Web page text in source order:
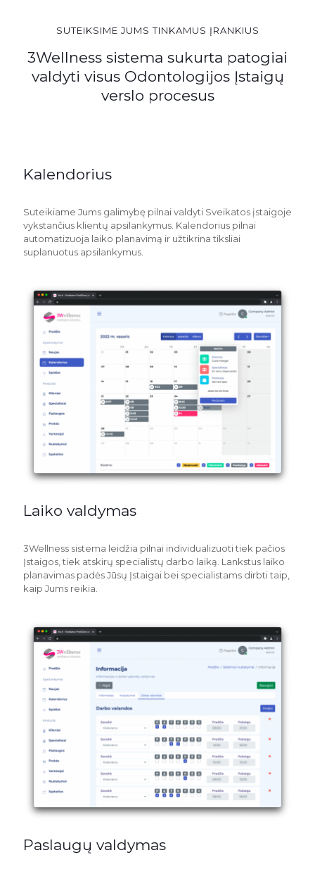
SUTEIKSIME JUMS TINKAMUS ĮRANKIUS
3Wellness sistema sukurta patogiai
valdyti visus Odontologijos Įstaigų
verslo procesus
Kalendorius
Suteikiame Jums galimybę pilnai valdyti Sveikatos įstaigoje
vykstančius klientų apsilankymus. Kalendorius pilnai
automatizuoja laiko planavimą ir užtikrina tiksliai
suplanuotus apsilankymus.
Laiko valdymas
3Wellness sistema leidžia pilnai individualizuoti tiek pačios
Įstaigos, tiek atskirų specialistų darbo laiką. Lankstus laiko
planavimas padės Jūsų Įstaigai bei specialistams dirbti taip,
kaip Jums reikia.
Paslaugų valdymas